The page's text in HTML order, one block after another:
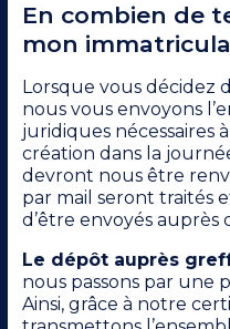
En combien de
mon
Lorsque vous décidez
nous vous envoyons
juridiques nécessaires
création dans la
devront nous être
par mail seront traités
d’être envoyés auprès
Le dépôt auprès
nous passons par une
Ainsi, grâce à notre